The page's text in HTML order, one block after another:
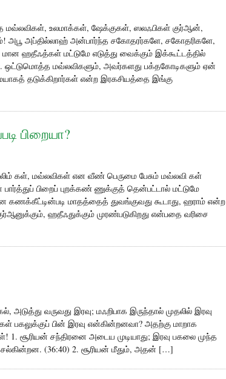
உலமாக்கள், ஷேக்குகள், ஸலஃபிகள் குர்ஆன்,
அப்தில்லாஹ் அன்பார்ந்த சகோதரர்களே, சகோதரிகளே,
மான ஹதீஃத்கள் மட்டுமே எடுத்து வைக்கும் இக்கூட்டத்தில்
மவ்லவிகளும், அவர்களது பக்தகோடிகளும் ஏன்
தடுக்கிறார்கள் என்ற இரகசியத்தை இங்கு
பிறையா?
கள், மவ்லவிகள் என வீண் பெருமை பேசும் மவ்லவி கள்
பிறைப் புறக்கண் ணுக்குத் தென்பட்டால் மட்டுமே
மாதத்தைத் துவங்குவது கூடாது, ஹராம் என்ற
ஹதீஃதுக்கும் முரண்படுகிறது என்பதை வரிசை
வருவது இரவு; மஃறிபாக இருந்தால் முதலில் இரவு
பின் இரவு என்கின்றனவா? அதற்கு மாறாக
1. சூரியன் சந்திரனை அடைய முடியாது; இரவு பகலை முந்த
(36:40) 2. சூரியன் மீதும், அதன் […]